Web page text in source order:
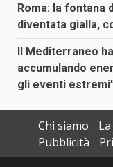
Roma: la fontana
diventata gialla,
Il Mediterraneo
accumulando
gli eventi
Chi siamo
Pubblicità